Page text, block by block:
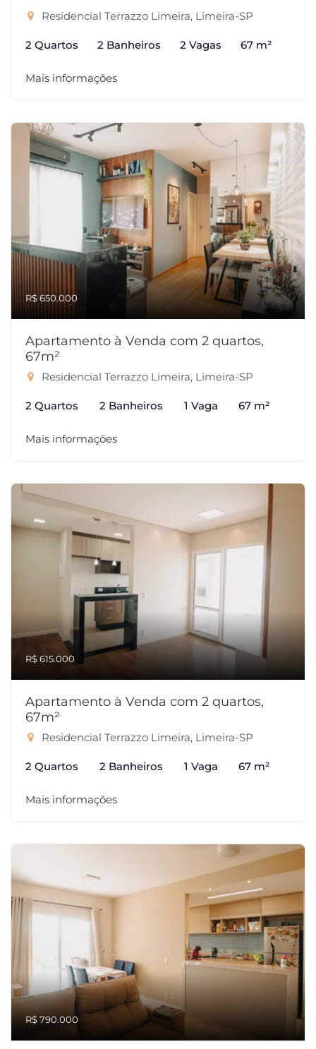
Residencial Terrazzo Limeira, Limeira-SP
2 Quartos 2 Banheiros 2 Vagas 67 m²
Mais informações
R$ 650.000
Apartamento à Venda com 2 quartos,
67m²
Residencial Terrazzo Limeira, Limeira-SP
2 Quartos 2 Banheiros 1 Vaga 67 m²
Mais informações
R$ 615.000
Apartamento à Venda com 2 quartos,
67m²
Residencial Terrazzo Limeira, Limeira-SP
2 Quartos 2 Banheiros 1 Vaga 67 m²
Mais informações
R$ 790.000